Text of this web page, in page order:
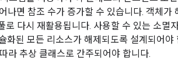
나면 참조 수가 증가할 수 있습니다. 객체가
다시 재활용됩니다. 사용할 수 있는 소멸
화된 모든 리소스가 해제되도록 설계되어
라 추상 클래스로 간주되어야 합니다.